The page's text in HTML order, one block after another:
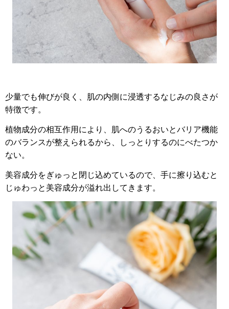
少量でも伸びが良く、肌の内側に浸透するなじみの良さが
特徴です。
植物成分の相互作用により、肌へのうるおいとバリア機能
のバランスが整えられるから、しっとりするのにべたつか
ない。
美容成分をぎゅっと閉じ込めているので、手に擦り込むと
じゅわっと美容成分が溢れ出してきます。